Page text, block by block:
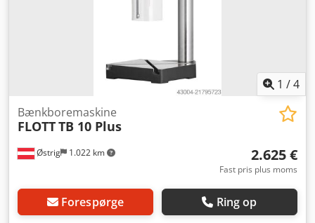
Underspændingsudløser Borebeskyttelse med elektrisk
mellembord og bordhøjdejustering via tandstang TILVALG:
Maskineskab med dør og skuffe Borepakke 2
(bænkspændetvinge & hurtigtspændende borepatron)
1 /4
Østrig 1.022 km
Bænkboremaskine
FLOTTTB 10 Plus
2.625 €
Fast pris plus moms
Forespørge Ring op